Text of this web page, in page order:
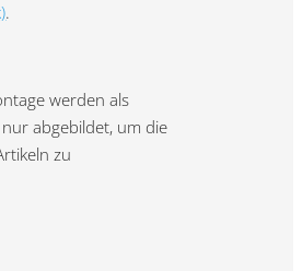
.
werden als
abgebildet, um die
zu